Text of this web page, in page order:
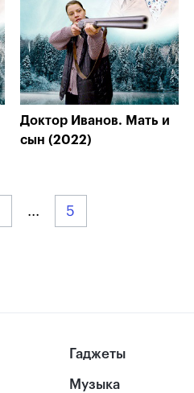
Доктор Иванов. Мать и
сын (2022)
... 5
Гаджеты
Музыка